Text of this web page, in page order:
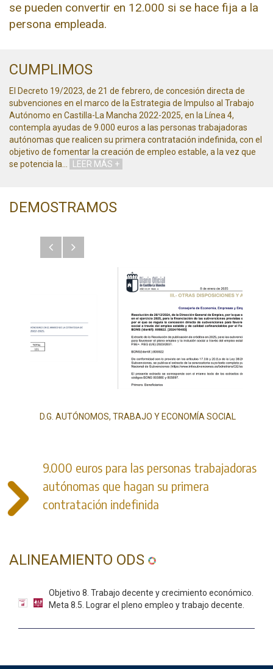
se pueden convertir en 12.000 si se hace fija a la
persona empleada.
CUMPLIMOS
El Decreto 19/2023, de 21 de febrero, de concesión directa de
subvenciones en el marco de la Estrategia de Impulso al Trabajo
Autónomo en Castilla-La Mancha 2022-2025, en la Línea 4,
contempla ayudas de 9.000 euros a las personas trabajadoras
autónomas que realicen su primera contratación indefinida, con el
objetivo de fomentar la creación de empleo estable, a la vez que
se potencia la
LEER MÁS +
DEMOSTRAMOS
AnteriorSiguiente
D.G. AUTÓNOMOS, TRABAJO Y ECONOMÍA SOCIAL
9.000 euros para las personas trabajadoras
autónomas que hagan su primera
contratación indefinida
ALINEAMIENTO ODS
Objetivo 8. Trabajo decente y crecimiento económico.
Meta 8.5. Lograr el pleno empleo y trabajo decente.